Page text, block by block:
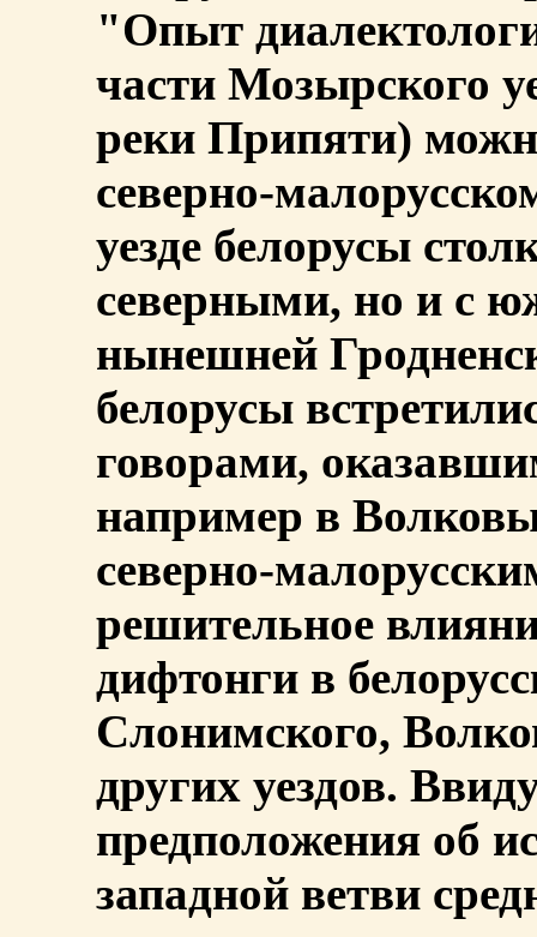
"Опыт
части Мозырского
реки Припяти)
северно-
уезде белорусы
северными, но и с
нынешней
белорусы
говорами,
например в
северно-
решительное
дифтонги в
Слонимского,
других уездов.
предположения об
западной ветви